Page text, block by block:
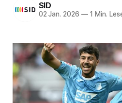
SID
02 Jan. 2026 —1 Min.